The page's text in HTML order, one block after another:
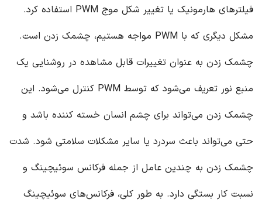
فیلترهای هارمونیک یا تغییر شکل موج PWM استفاده کرد.
مشکل دیگری که با PWM مواجه هستیم، چشمک زدن است.
چشمک زدن به عنوان تغییرات قابل مشاهده در روشنایی یک
منبع نور تعریف می‌شود که توسط PWM کنترل می‌شود. این
چشمک زدن می‌تواند برای چشم انسان خسته کننده باشد و
حتی می‌تواند باعث سردرد یا سایر مشکلات سلامتی شود. شدت
چشمک زدن به چندین عامل از جمله فرکانس سوئیچینگ و
نسبت کار بستگی دارد. به طور کلی، فرکانس‌های سوئیچینگ